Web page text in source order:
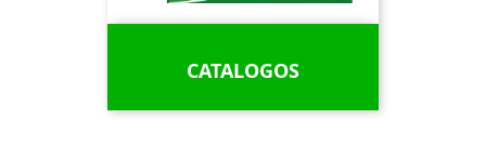
CATALOGOS